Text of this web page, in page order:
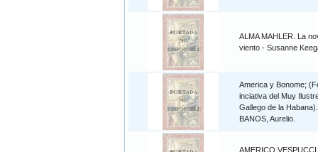
ALMA MAHLER. La
viento - Susanne
America y Bonome;
inciativa del Muy
Gallego de la
BANOS, Aurelio.
AMERICO VESPUCCI